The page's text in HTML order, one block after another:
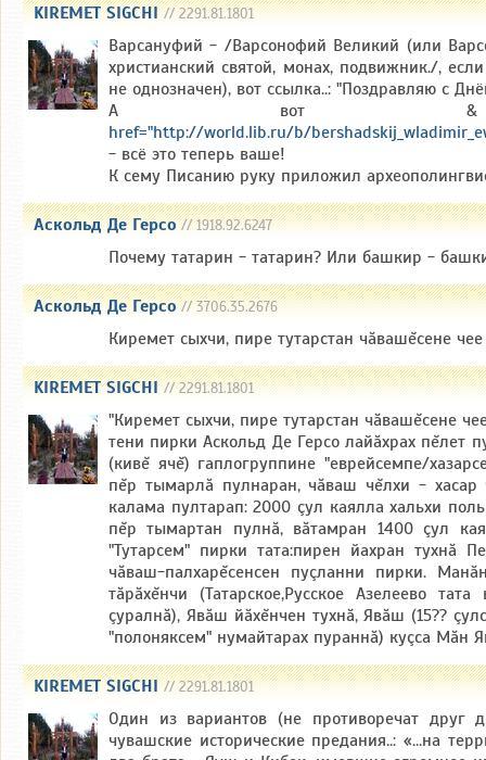
KIREMET SIGCHI// 2291.81.1801
Варсануфий - /Варсонофий Великий (или
христианский святой, монах, подвижник./,
не однозначен), вот ссылка..: "Поздравляю с
А вот
href="http://world.lib.ru/b/
- всё это теперь ваше!
К сему Писанию руку приложил
Аскольд Де Герсо// 1918.92.6247
Почему татарин - татарин? Или башкир -
Аскольд Де Герсо// 3706.35.2676
Киремет сыхчи, пире тутарстан чăвашĕсене
KIREMET SIGCHI// 2291.81.1801
"Киремет сыхчи, пире тутарстан чăвашĕсене
тени пирки Аскольд Де Герсо лайăхрах пĕлет
(кивĕ ячĕ) гаплогруппине "еврейсемпе/
пĕр тымарлă пулнаран, чăваш чĕлхи -
калама пултарап: 2000 çул каялла хальхи
пĕр тымартан пулнă, вăтамран 1400 çул
"Тутарсем" пирки тата:пирен йахран тухнă
чăваш-палхарĕсенсен пуçланни пирки.
тăрăхĕнчи (Татарское,Русское Азелеево
çуралнă), Явăш йăхĕнчен тухнă, Явăш (15??
"полоняксем" нумайтарах пураннă) куçса Мăн
KIREMET SIGCHI// 2291.81.1801
Один из вариантов (не противоречат
чувашские исторические предания..: «…на